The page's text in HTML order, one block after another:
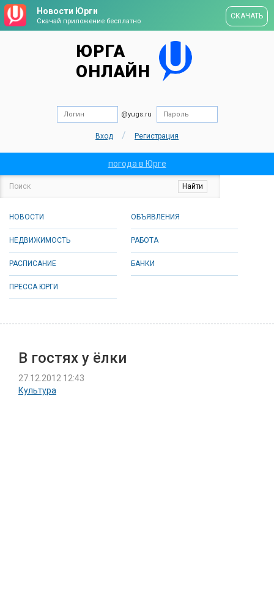
Новости Юрги
Скачай приложение бесплатно
СКАЧАТЬ
ЮРГА
ОНЛАЙН
@yugs.ru
Вход / Регистрация
погода в Юрге
НОВОСТИ ОБЪЯВЛЕНИЯ
НЕДВИЖИМОСТЬ РАБОТА
РАСПИСАНИЕ БАНКИ
ПРЕССА ЮРГИ
В гостях у ёлки
27.12.2012 12:43
Культура